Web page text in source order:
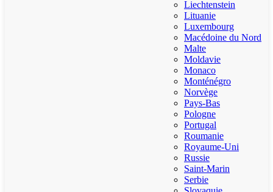
Liechtenstein
Lituanie
Luxembourg
Macédoine du Nord
Malte
Moldavie
Monaco
Monténégro
Norvège
Pays-Bas
Pologne
Portugal
Roumanie
Royaume-Uni
Russie
Saint-Marin
Serbie